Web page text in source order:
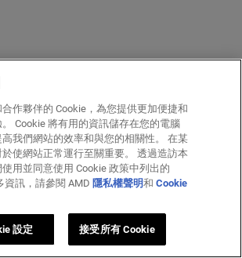
作夥伴的 Cookie，為您提供更加便捷和
Cookie 將有用的資訊儲存在您的電腦
我們網站的效率和與您的相關性。 在某
使網站正常運行至關重要。 透過造訪本
用並同意使用 Cookie 政策中列出的
資訊，請參閱 AMD 隱私權聲明和Cookie
設定 接受所有 Cookie